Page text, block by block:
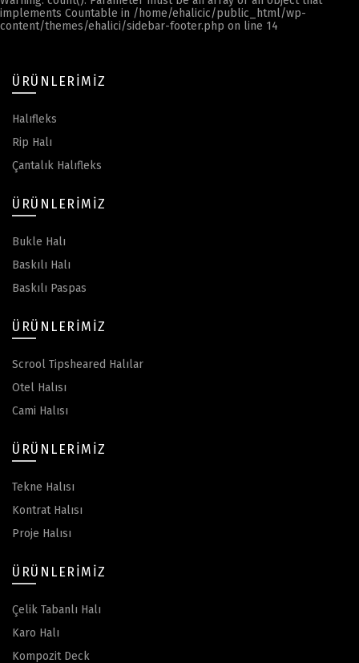
implements Countable in /home/ehalicic/public_html/wp-
content/themes/ehalici/sidebar-footer.php on line 14
ÜRÜNLERIMIZ
Halıfleks
Rip Halı
Çantalık Halıfleks
ÜRÜNLERIMIZ
Bukle Halı
Baskılı Halı
Baskılı Paspas
ÜRÜNLERIMIZ
Scrool Tipsheared Halılar
Otel Halısı
Cami Halısı
ÜRÜNLERIMIZ
Tekne Halısı
Kontrat Halısı
Proje Halısı
ÜRÜNLERIMIZ
Çelik Tabanlı Halı
Karo Halı
Kompozit Deck